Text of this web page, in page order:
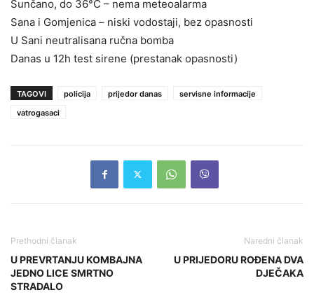
Sunčano, do 36°C – nema meteoalarma
Sana i Gomjenica – niski vodostaji, bez opasnosti
U Sani neutralisana ručna bomba
Danas u 12h test sirene (prestanak opasnosti)
TAGOVI policija prijedor danas
servisne informacije
vatrogasaci
Prethodni članak
U PREVRTANJU KOMBAJNA
JEDNO LICE SMRTNO
STRADALO
Naredni članak
U PRIJEDORU ROĐENA DVA
DJEČAKA